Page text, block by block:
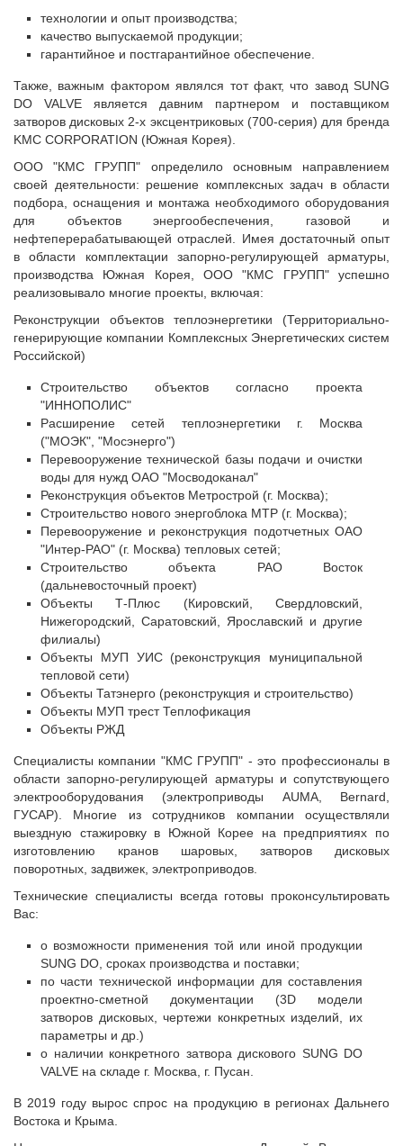
технологии и опыт производства;
качество выпускаемой продукции;
гарантийное и постгарантийное обеспечение.
Также, важным фактором являлся тот факт, что завод SUNG
DO VALVE является давним партнером и поставщиком
затворов дисковых 2-х эксцентриковых (700-серия) для бренда
KMC CORPORATION (Южная Корея).
ООО "КМС ГРУПП" определило основным направлением
своей деятельности: решение комплексных задач в области
подбора, оснащения и монтажа необходимого оборудования
для объектов энергообеспечения, газовой и
нефтеперерабатывающей отраслей. Имея достаточный опыт
в области комплектации запорно-регулирующей арматуры,
производства Южная Корея, ООО "КМС ГРУПП" успешно
реализовывало многие проекты, включая:
Реконструкции объектов теплоэнергетики (Территориально-
генерирующие компании Комплексных Энергетических систем
Российской)
Строительство объектов согласно проекта
"ИННОПОЛИС"
Расширение сетей теплоэнергетики г. Москва
("МОЭК", "Мосэнерго")
Перевооружение технической базы подачи и очистки
воды для нужд ОАО "Мосводоканал"
Реконструкция объектов Метрострой (г. Москва);
Строительство нового энергоблока МТР (г. Москва);
Перевооружение и реконструкция подотчетных ОАО
"Интер-РАО" (г. Москва) тепловых сетей;
Строительство объекта РАО Восток
(дальневосточный проект)
Объекты Т-Плюс (Кировский, Свердловский,
Нижегородский, Саратовский, Ярославский и другие
филиалы)
Объекты МУП УИС (реконструкция муниципальной
тепловой сети)
Объекты Татэнерго (реконструкция и строительство)
Объекты МУП трест Теплофикация
Объекты РЖД
Специалисты компании "КМС ГРУПП" - это профессионалы в
области запорно-регулирующей арматуры и сопутствующего
электрооборудования (электроприводы AUMA, Bernard,
ГУСАР). Многие из сотрудников компании осуществляли
выездную стажировку в Южной Корее на предприятиях по
изготовлению кранов шаровых, затворов дисковых
поворотных, задвижек, электроприводов.
Технические специалисты всегда готовы проконсультировать
Вас:
о возможности применения той или иной продукции
SUNG DO, сроках производства и поставки;
по части технической информации для составления
проектно-сметной документации (3D модели
затворов дисковых, чертежи конкретных изделий, их
параметры и др.)
о наличии конкретного затвора дискового SUNG DO
VALVE на складе г. Москва, г. Пусан.
В 2019 году вырос спрос на продукцию в регионах Дальнего
Востока и Крыма.